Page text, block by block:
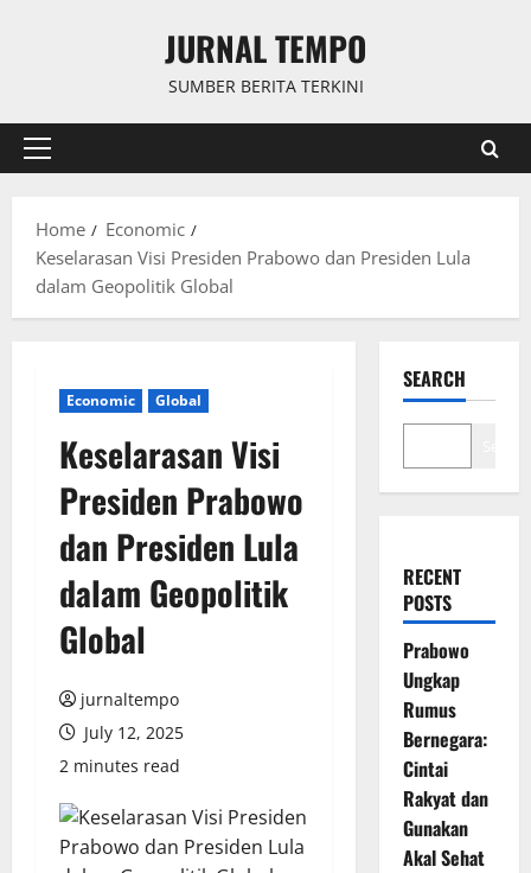
JURNAL TEMPO
SUMBER BERITA TERKINI
Primary
Home
Economic
Keselarasan Visi Presiden Prabowo dan Presiden Lula
dalam Geopolitik Global
Economic Global
Keselarasan Visi
Presiden Prabowo
dan Presiden Lula
dalam Geopolitik
Global
jurnaltempo
July 12, 2025
2 minutes read
SEARCH
RECENT
POSTS
Prabowo
Ungkap
Rumus
Bernegara:
Cintai
Rakyat dan
Gunakan
Akal Sehat